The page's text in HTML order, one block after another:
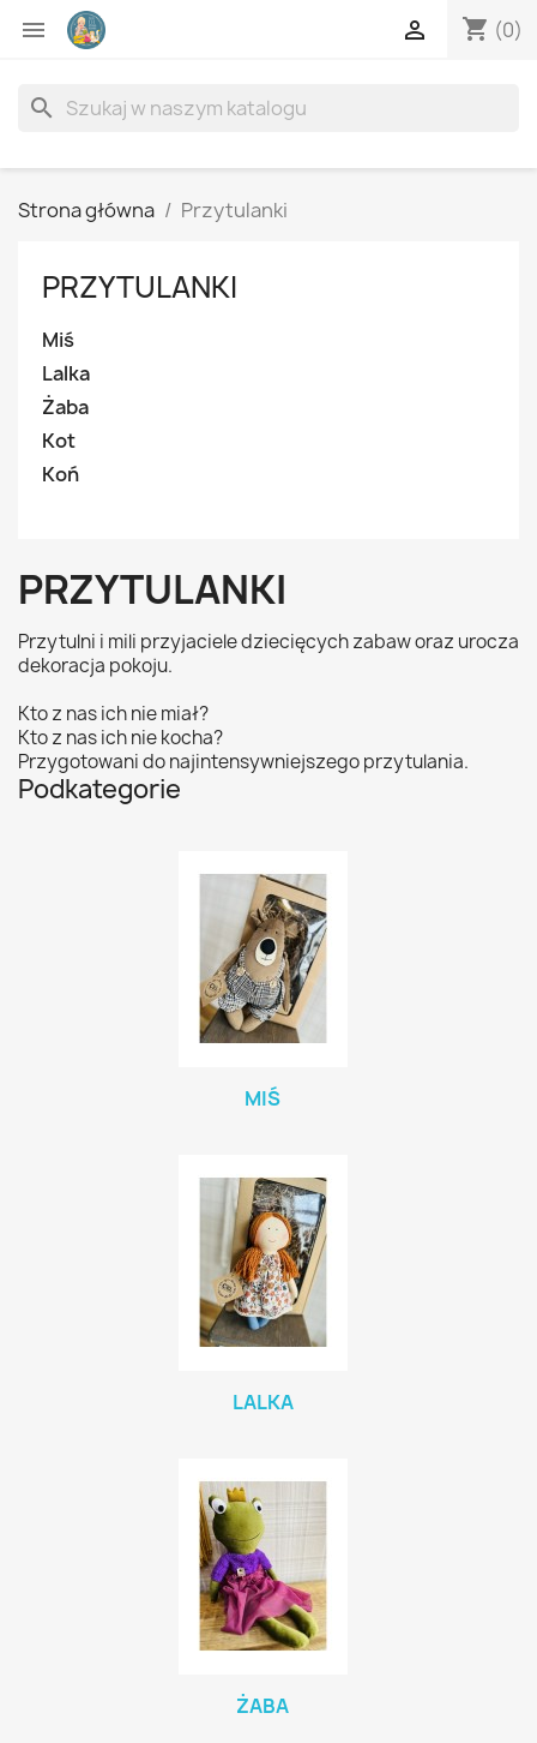
 shopping_cart (0)

search
Strona główna Przytulanki
PRZYTULANKI
Miś
Lalka
Żaba
Kot
Koń
PRZYTULANKI
Przytulni i mili przyjaciele dziecięcych zabaw oraz urocza
dekoracja pokoju.
Kto z nas ich nie miał?
Kto z nas ich nie kocha?
Przygotowani do najintensywniejszego przytulania.
Podkategorie
MIŚ
LALKA
ŻABA